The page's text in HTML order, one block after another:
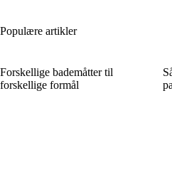
Populære artikler
Forskellige bademåtter til
forskellige formål